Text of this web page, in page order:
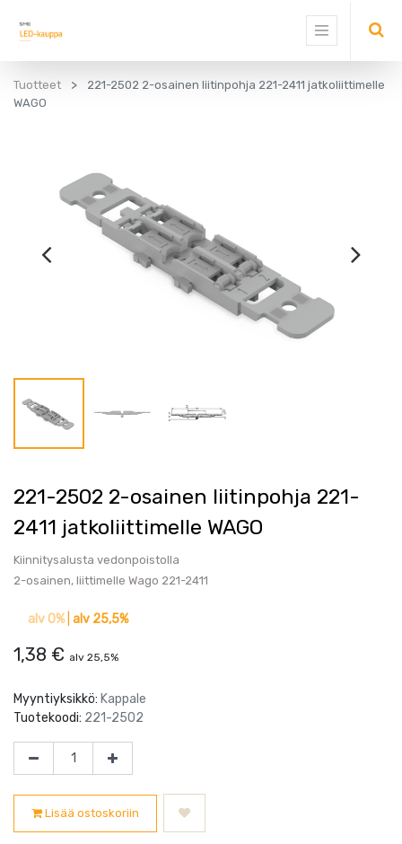
Tuotteet
221-2502 2-osainen liitinpohja 221-2411 jatkoliittimelle
WAGO
221-2502 2-osainen liitinpohja 221-
2411 jatkoliittimelle WAGO
Kiinnitysalusta vedonpoistolla
2-osainen, liittimelle Wago 221-2411
alv 0%| alv 25,5%
1,38 € alv 25,5%
Myyntiyksikkö: Kappale
Tuotekoodi: 221-2502
Lisää ostoskoriin